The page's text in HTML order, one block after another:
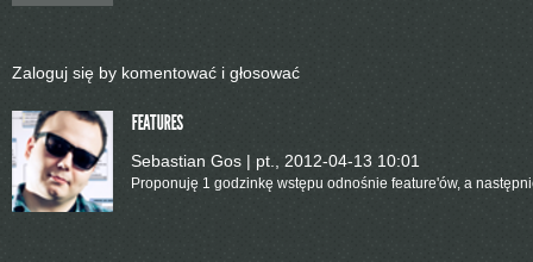
Zaloguj się by komentować i głosować
FEATURES
Sebastian Gos | pt., 2012-04-13 10:01
Proponuję 1 godzinkę wstępu odnośnie feature'ów, a